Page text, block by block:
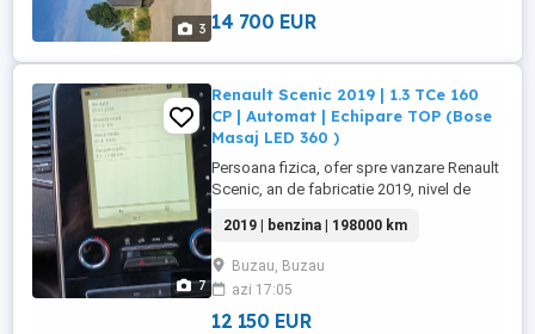
3 14 700 EUR
7
Renault Scenic 2019 | 1.3 TCe 160
CP | Automat | Echipare TOP (Bose
Masaj LED 360 )
Persoana fizica, ofer spre vanzare Renault
Scenic, an de fabricatie 2019, nivel de
ca masina personala de familie, a
beneficiat de o intretinere corecta si are
toate reviziile la zi, neavand nevoie de
cheltuieli in viitorul apropiat. DETALII
TEHNICE: Motorizare: ...
2019 | benzina | 198000 km
Buzau, Buzau
azi 17:05
12 150 EUR